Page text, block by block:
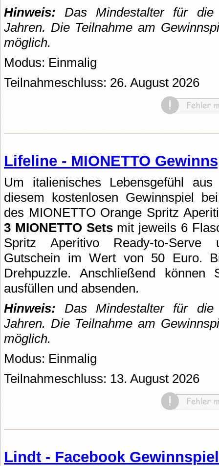
Hinweis:
Das Mindestalter für
Jahren. Die Teilnahme am
möglich.
Modus: Einmalig
Teilnahmeschluss: 26. August 2026
Lifeline - MIONETTO
Um italienisches Lebensgefühl
diesem kostenlosen Gewinnspiel
des MIONETTO Orange Spritz
3 MIONETTO Setsmit jeweils 6
Spritz Aperitivo Ready-to-Serve
Gutschein im Wert von 50 Euro.
Drehpuzzle. Anschließend können
ausfüllen und absenden.
Hinweis:
Das Mindestalter für
Jahren. Die Teilnahme am
möglich.
Modus: Einmalig
Teilnahmeschluss: 13. August 2026
Lindt - Facebook Gewinnspiel